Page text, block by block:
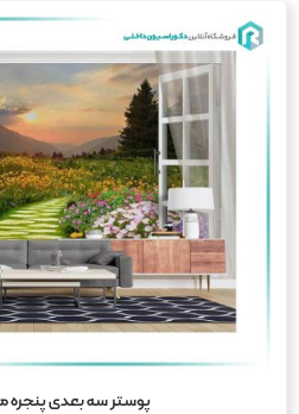
پوستر سه بعدی پنجره مجازی NT-192